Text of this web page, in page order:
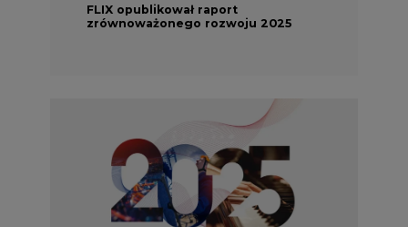
FLIX opublikował raport
zrównoważonego rozwoju 2025